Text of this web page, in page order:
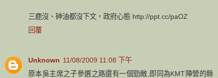
三鹿沒、砷油都沒下文，政府心態 http://ppt.cc/paOZ
回覆
Unknown 11/08/2009 11:08 下午
原本吳主席之子參選之路還有一個勁敵,即同為KMT陣營的縣